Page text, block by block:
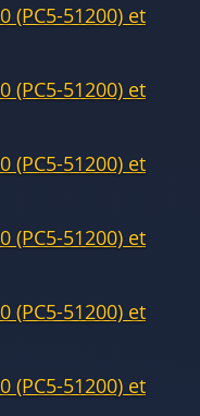
(PC5-51200) et
(PC5-51200) et
(PC5-51200) et
(PC5-51200) et
(PC5-51200) et
(PC5-51200) et